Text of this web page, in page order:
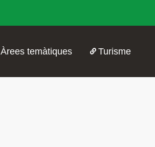
Àrees temàtiques Turisme